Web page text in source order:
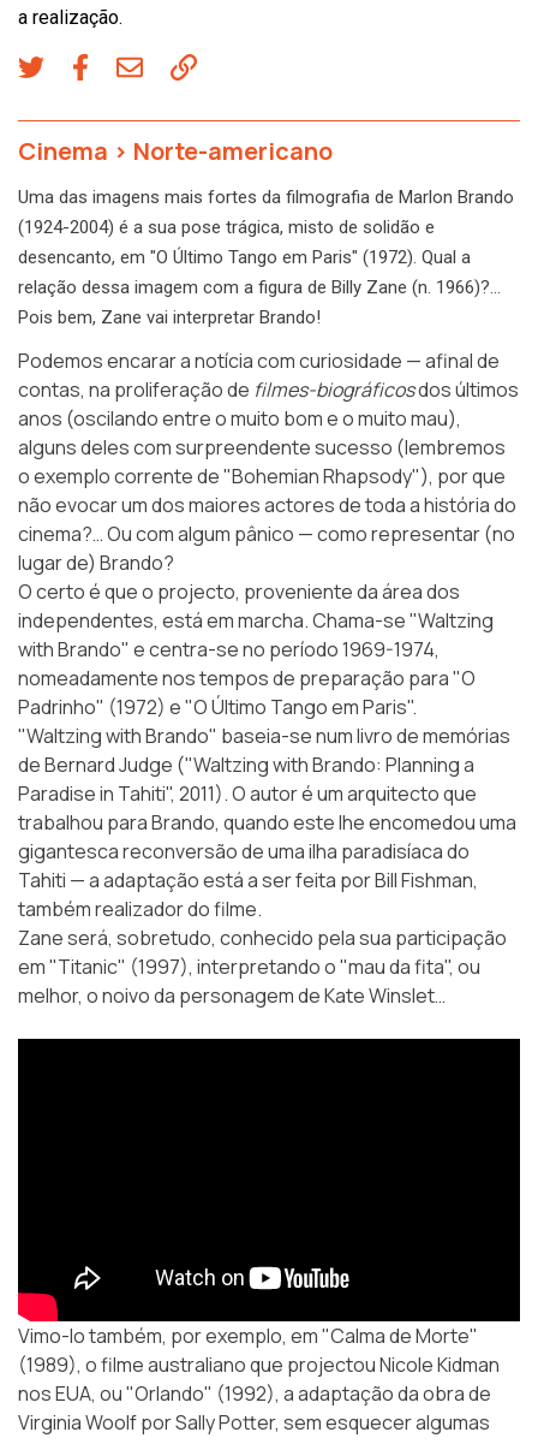
a realização.
Cinema > Norte-americano
Uma das imagens mais fortes da filmografia de Marlon Brando
(1924-2004) é a sua pose trágica, misto de solidão e
desencanto, em "O Último Tango em Paris" (1972). Qual a
relação dessa imagem com a figura de Billy Zane (n. 1966)?…
Pois bem, Zane vai interpretar Brando!
Podemos encarar a notícia com curiosidade — afinal de
contas, na proliferação de filmes-biográficosdos últimos
anos (oscilando entre o muito bom e o muito mau),
alguns deles com surpreendente sucesso (lembremos
o exemplo corrente de "Bohemian Rhapsody"), por que
não evocar um dos maiores actores de toda a história do
cinema?… Ou com algum pânico — como representar (no
lugar de) Brando?
O certo é que o projecto, proveniente da área dos
independentes, está em marcha. Chama-se "Waltzing
with Brando" e centra-se no período 1969-1974,
nomeadamente nos tempos de preparação para "O
Padrinho" (1972) e "O Último Tango em Paris".
"Waltzing with Brando" baseia-se num livro de memórias
de Bernard Judge ("Waltzing with Brando: Planning a
Paradise in Tahiti", 2011). O autor é um arquitecto que
trabalhou para Brando, quando este lhe encomedou uma
gigantesca reconversão de uma ilha paradisíaca do
Tahiti — a adaptação está a ser feita por Bill Fishman,
também realizador do filme.
Zane será, sobretudo, conhecido pela sua participação
em "Titanic" (1997), interpretando o "mau da fita", ou
melhor, o noivo da personagem de Kate Winslet…
Vimo-lo também, por exemplo, em "Calma de Morte"
(1989), o filme australiano que projectou Nicole Kidman
nos EUA, ou "Orlando" (1992), a adaptação da obra de
Virginia Woolf por Sally Potter, sem esquecer algumas